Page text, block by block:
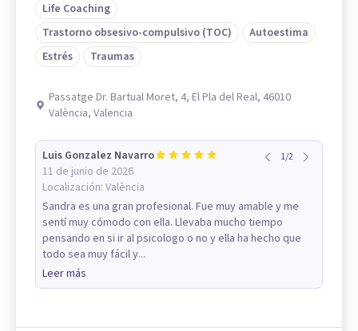
Life Coaching
Trastorno obsesivo-compulsivo (TOC)
Autoestima
Estrés
Traumas
Passatge Dr. Bartual Moret, 4, El Pla del Real, 46010
València, Valencia
Luis Gonzalez Navarro
11 de junio de 2026
Localización: València
1/2
Sandra es una gran profesional. Fue muy amable y me
sentí muy cómodo con ella. Llevaba mucho tiempo
pensando en si ir al psicologo o no y ella ha hecho que
todo sea muy fácil y...
Leer más